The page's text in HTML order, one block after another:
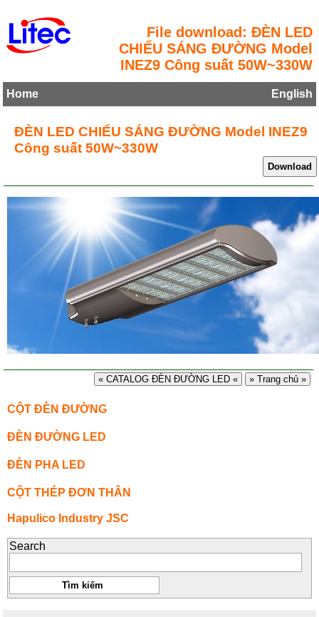
File download: ĐÈN LED
CHIẾU SÁNG ĐƯỜNG Model
INEZ9 Công suất 50W~330W
Home English
ĐÈN LED CHIẾU SÁNG ĐƯỜNG Model INEZ9
Công suất 50W~330W
« CATALOG ĐÈN ĐƯỜNG LED « » Trang chủ »
CỘT ĐÈN ĐƯỜNG
ĐÈN ĐƯỜNG LED
ĐÈN PHA LED
CỘT THÉP ĐƠN THÂN
Hapulico Industry JSC
Search